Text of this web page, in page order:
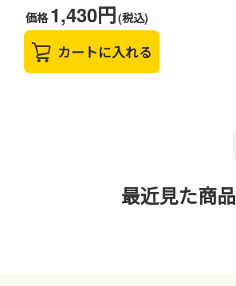
価格1,430円(税込)
カートに入れる
最近見た商品